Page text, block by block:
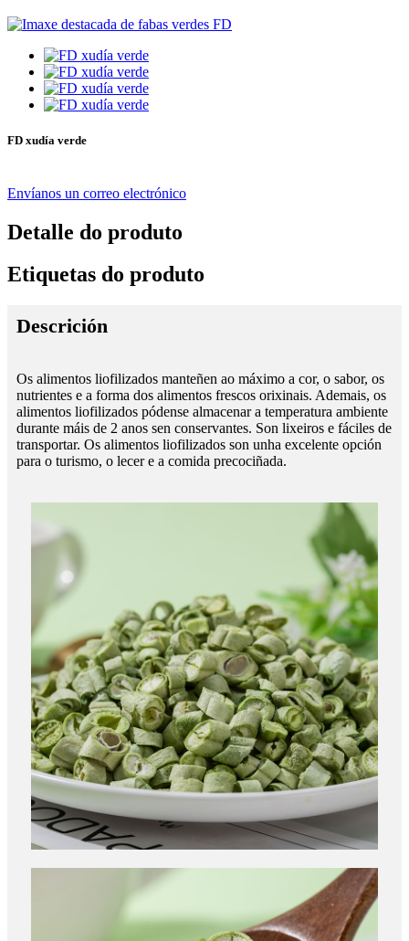
FD xudía verde
Envíanos un correo electrónico
Detalle do produto
Etiquetas do produto
Descrición
Os alimentos liofilizados manteñen ao máximo a cor, o sabor, os
nutrientes e a forma dos alimentos frescos orixinais. Ademais, os
alimentos liofilizados pódense almacenar a temperatura ambiente
durante máis de 2 anos sen conservantes. Son lixeiros e fáciles de
transportar. Os alimentos liofilizados son unha excelente opción
para o turismo, o lecer e a comida precociñada.